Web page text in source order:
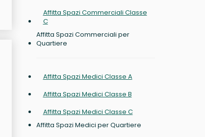
Affitta Spazi Commerciali Classe
C
Affitta Spazi Commerciali per
Quartiere
Affitta Spazi Medici Classe A
Affitta Spazi Medici Classe B
Affitta Spazi Medici Classe C
Affitta Spazi Medici per Quartiere